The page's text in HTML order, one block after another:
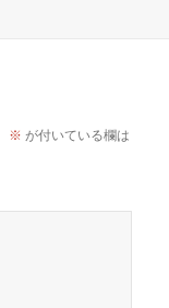
※ が付いている欄は